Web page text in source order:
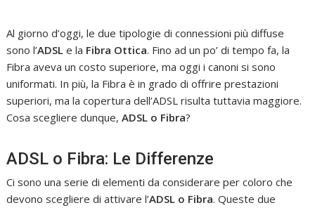
Al giorno d’oggi, le due tipologie di connessioni più diffuse
sono l’ADSLe la Fibra Ottica. Fino ad un po’ di tempo fa, la
Fibra aveva un costo superiore, ma oggi i canoni si sono
uniformati. In più, la Fibra è in grado di offrire prestazioni
superiori, ma la copertura dell’ADSL risulta tuttavia maggiore.
Cosa scegliere dunque, ADSL o Fibra?
ADSL o Fibra: Le Differenze
Ci sono una serie di elementi da considerare per coloro che
devono scegliere di attivare l’ADSL o Fibra. Queste due